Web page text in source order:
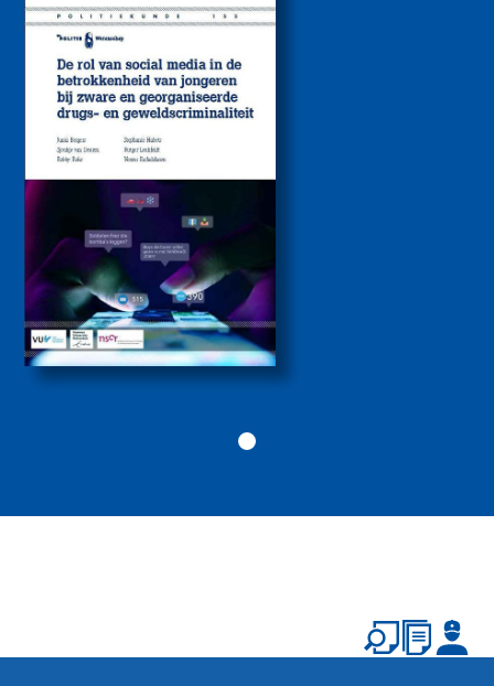
De rol van sociale
media bij de
betrokkenheid van
jongeren bij zware
drugs- en
geweldscriminaliteit
2026
Politiekunde
Politiekunde